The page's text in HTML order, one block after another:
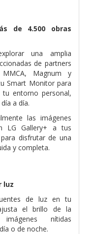
de 4.500 obras
una amplia
de partners
Magnum y
Smart Monitor para
entorno personal,
a día.
las imágenes
LG Gallery+ a tus
disfrutar de una
y completa.
luz
de luz en tu
el brillo de la
nítidas
o de noche.